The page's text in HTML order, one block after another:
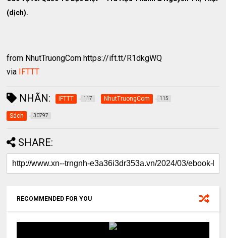
(dịch).
from NhutTruongCom https://ift.tt/R1dkgWQ
via IFTTT
NHÃN: IFTTT 117 NhutTruongCom 115
Sách 30797
SHARE:
RECOMMENDED FOR YOU